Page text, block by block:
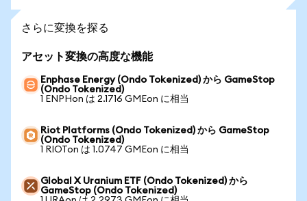
さらに変換を探る
アセット変換の高度な機能
Enphase Energy (Ondo Tokenized) から GameStop
(Ondo Tokenized)
1 ENPHon は 2.1716 GMEon に相当
Riot Platforms (Ondo Tokenized) から GameStop
(Ondo Tokenized)
1 RIOTon は 1.0747 GMEon に相当
Global X Uranium ETF (Ondo Tokenized) から
GameStop (Ondo Tokenized)